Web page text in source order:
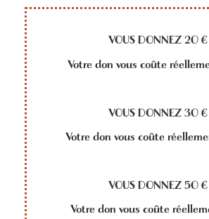
VOUS DONNEZ 20 €
Votre don vous coûte
VOUS DONNEZ 30 €
Votre don vous coûte
VOUS DONNEZ 50 €
Votre don vous coûte